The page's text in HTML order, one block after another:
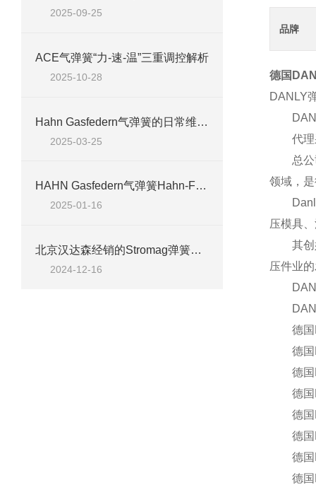
2025-09-25
ACE气弹簧“力-速-温”三重调控解析
2025-10-28
Hahn Gasfedern气弹簧的日常维护要点
2025-03-25
HAHN Gasfedern气弹簧Hahn-F全系列多种气弹簧
2025-01-16
北京汉达森经销的Stromag弹簧制动器4 BZFM 25 V7 50H7亮点全解析
2024-12-16
品牌
德国
DANLY
代理采
总公司
领域，
Danly
压模具
其创始
压件业
德国
德国
德国
德国
德国
德国
德国
德国